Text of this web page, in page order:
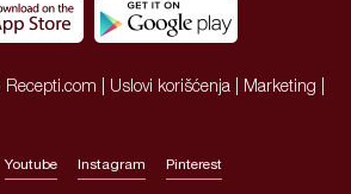
| Uslovi korišćenja Marketing
Youtube Instagram Pinterest